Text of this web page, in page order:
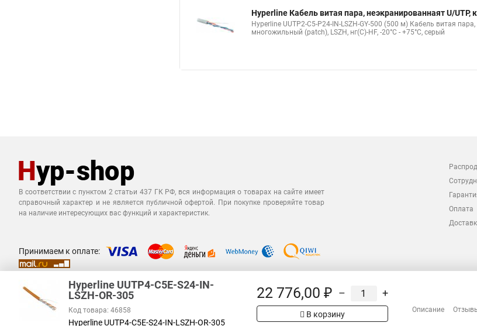
Hyperline Кабель витая пара, неэкранированнаят U/UTP,
Hyperline UUTP2-C5-P24-IN-LSZH-GY-500 (500 м) Кабель витая
многожильный (patсh), LSZH, нг(С)-HF, -20°C - +75°C, серый
В соответствии с пунктом 2 статьи 437 ГК РФ, вся информация о товарах на сайте имеет
справочный характер и не является публичной офертой. При покупке проверяйте товар
на наличие интересующих вас функций и характеристик.
Оплата
Принимаем к оплате:
Hyperline UUTP4-C5E-S24-IN-
LSZH-OR-305
Код товара: 46858
Hyperline UUTP4-C5E-S24-IN-LSZH-OR-305
22 776,00 ₽ – +
В корзину
Описание